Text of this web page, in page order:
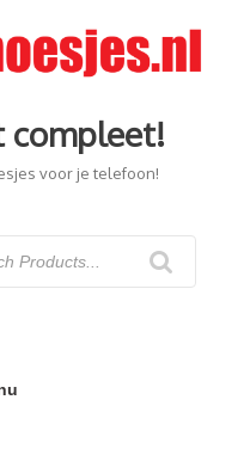
compleet!
voor je telefoon!